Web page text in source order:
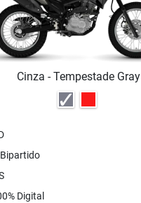
Cinza - Tempestade Gray
Digital